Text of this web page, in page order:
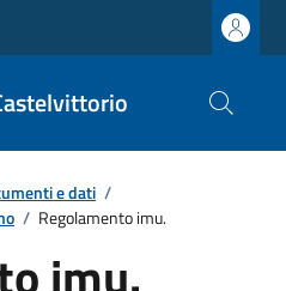
e dati /
/ Regolamento imu.